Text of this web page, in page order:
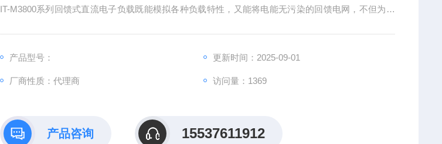
IT-M3800系列回馈式直流电子负载既能模拟各种负载特性，又能将电能无污染的回馈电网，不但为用
个测试领域。
产品型号： 更新时间：2025-09-01
厂商性质：代理商 访问量：1369
产品咨询 15537611912